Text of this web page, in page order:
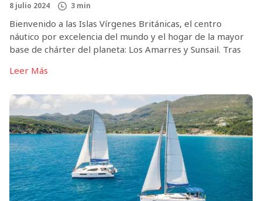
8 julio 2024 3 min
Bienvenido a las Islas Vírgenes Británicas, el centro
náutico por excelencia del mundo y el hogar de la mayor
base de chárter del planeta: Los Amarres y Sunsail. Tras
Propietarios de Amarres y Sunsail ha regresado por todo
Leer Más